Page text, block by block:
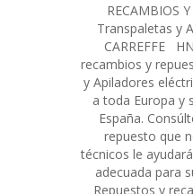
RECAMBIOS
Transpaletas y
CARREFFE
recambios y
y Apiladores
a toda Europa y
España.
repuesto que
técnicos le
adecuada para
Repuestos y